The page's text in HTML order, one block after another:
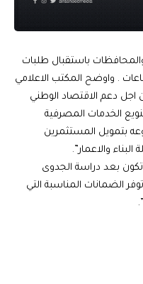
باستقبال طلبات
. واوضح المكتب الاعلامي
اجل دعم الاقتصاد الوطني
الخدمات المصرفية
بتمويل المستثمرين
والاعمار”.
تكون بعد دراسة الجدوى
الضمانات المناسبة التي